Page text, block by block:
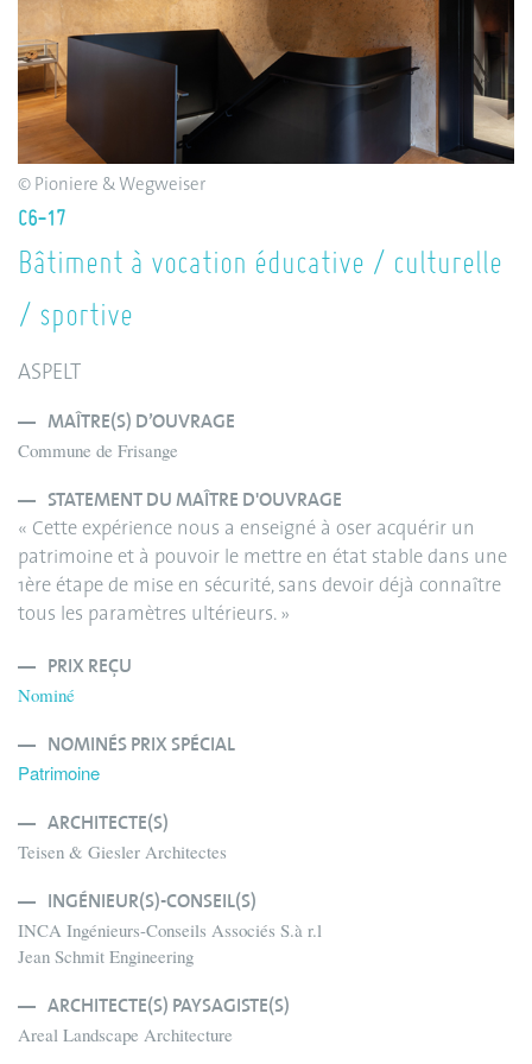
C6-17
Bâtiment à vocation éducative / culturelle
/ sportive
ASPELT
MAÎTRE(S) D’OUVRAGE
Commune de Frisange
STATEMENT DU MAÎTRE D'OUVRAGE
« Cette expérience nous a enseigné à oser acquérir un
patrimoine et à pouvoir le mettre en état stable dans une
1ère étape de mise en sécurité, sans devoir déjà connaître
tous les paramètres ultérieurs. »
PRIX REÇU
Nominé
NOMINÉS PRIX SPÉCIAL
Patrimoine
ARCHITECTE(S)
Teisen & Giesler Architectes
INGÉNIEUR(S)-CONSEIL(S)
INCA Ingénieurs-Conseils Associés S.à r.l
Jean Schmit Engineering
ARCHITECTE(S) PAYSAGISTE(S)
Areal Landscape Architecture
© Pioniere & Wegweiser